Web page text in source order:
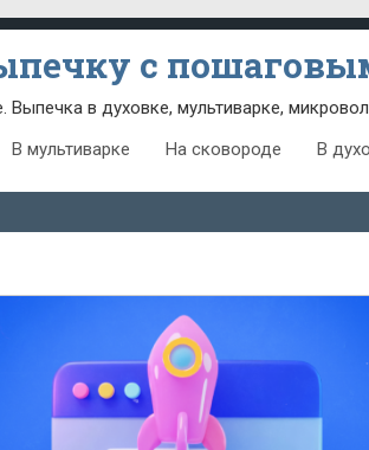
с
в духовке, мультиварке,
В мультиварке На сковороде В